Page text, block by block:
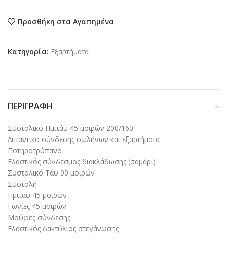
Προσθήκη στα Αγαπημένα
Κατηγορία: Εξαρτήματα
ΠΕΡΙΓΡΑΦΉ
Συστολικό Ημιτάυ 45 μοιρών 200/160
Λιπαντικό σύνδεσης σωλήνων και εξαρτήματα
Ποτηροτρύπανο
Ελαστικός σύνδεσμος διακλάδωσης (σαμάρι)
Συστολικό Τάυ 90 μοιρών
Συστολή
Ημιτάυ 45 μοιρών
Γωνίες 45 μοιρών
Μούφες σύνδεσης
Ελαστικός δακτύλιος στεγάνωσης